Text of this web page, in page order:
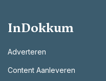
InDokkum
Adverteren
Content Aanleveren